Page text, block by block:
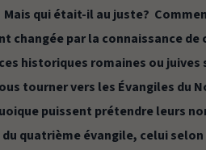
qui était-il au juste?
changée par la connaissance
historiques romaines ou
tourner vers les Évangiles du
puissent prétendre leurs
quatrième évangile, celui